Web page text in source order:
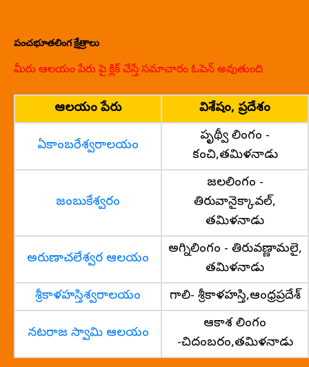
పంచభూతలింగ క్షేత్రాలు
మీరు ఆలయం పేరు పై క్లిక్ చేస్తే సమాచారం ఓపెన్ అవుతుంది
ఆలయం పేరు విశేషం, ప్రదేశం
ఏకాంబరేశ్వరాలయం
పృథ్వీ లింగం -
కంచి,తమిళనాడు
జంబుకేశ్వరం
జలలింగం -
తిరువానైక్కావల్,
తమిళనాడు
అరుణాచలేశ్వర ఆలయం
అగ్నిలింగం - తిరువణ్ణామలై,
తమిళనాడు
శ్రీకాళహస్తిశ్వరాలయం
గాలి- శ్రీకాళహస్తి,ఆంధ్రప్రదేశ్
నటరాజ స్వామి ఆలయం
ఆకాశ లింగం
-చిదంబరం,తమిళనాడు